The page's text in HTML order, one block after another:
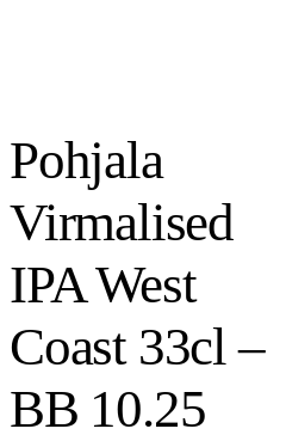
Pohjala
Virmalised
IPA West
Coast 33cl –
BB 10.25